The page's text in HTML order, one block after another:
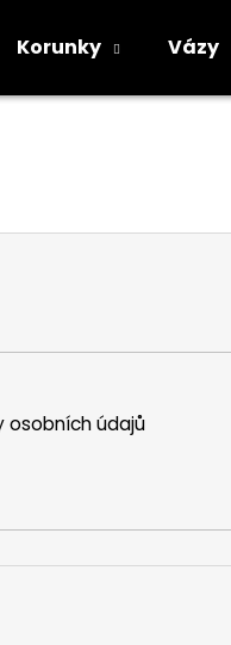
Korunky Vázy
osobních údajů